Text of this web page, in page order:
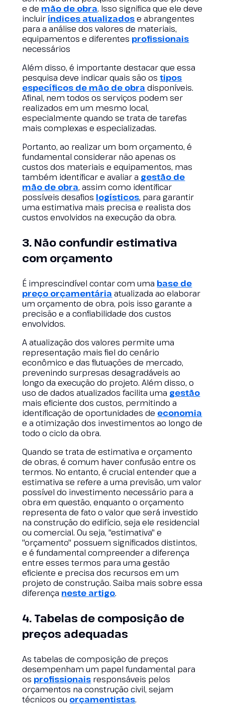
e de mão de obra. Isso significa que ele deve
incluiríndices atualizadose abrangentes
para a análise dos valores de materiais,
equipamentos e diferentes profissionais
necessários
Além disso, é importante destacar que essa
pesquisa deve indicar quais são ostipos
específicos de mão de obra disponíveis.
Afinal, nem todos os serviços podem ser
realizados em um mesmo local,
especialmente quando se trata de tarefas
mais complexas e especializadas.
Portanto, ao realizar um bom orçamento, é
fundamental considerar não apenas os
custos dos materiais e equipamentos, mas
também identificar e avaliar a gestão de
mão de obra, assim como identificar
possíveis desafios logísticos, para garantir
uma estimativa mais precisa e realista dos
custos envolvidos na execução da obra.
3. Não confundir estimativa
com orçamento
É imprescindível contar com uma base de
preço orçamentária atualizada ao elaborar
um orçamento de obra, pois isso garante a
precisão e a confiabilidade dos custos
envolvidos.
A atualização dos valores permite uma
representação mais fiel do cenário
econômico e das flutuações de mercado,
prevenindo surpresas desagradáveis ao
longo da execução do projeto. Além disso, o
uso de dados atualizados facilita uma gestão
mais eficiente dos custos, permitindo a
identificação de oportunidades de economia
e a otimização dos investimentos ao longo de
todo o ciclo da obra.
Quando se trata de estimativa e orçamento
de obras, é comum haver confusão entre os
termos. No entanto, é crucial entender que a
estimativa se refere a uma previsão, um valor
possível do investimento necessário para a
obra em questão, enquanto o orçamento
representa de fato o valor que será investido
na construção do edifício, seja ele residencial
ou comercial. Ou seja, "estimativa" e
"orçamento" possuem significados distintos,
e é fundamental compreender a diferença
entre esses termos para uma gestão
eficiente e precisa dos recursos em um
projeto de construção. Saiba mais sobre essa
diferença neste artigo.
4. Tabelas de composição de
preços adequadas
As tabelas de composição de preços
desempenham um papel fundamental para
os profissionais responsáveis pelos
orçamentos na construção civil, sejam
técnicos ou orçamentistas.